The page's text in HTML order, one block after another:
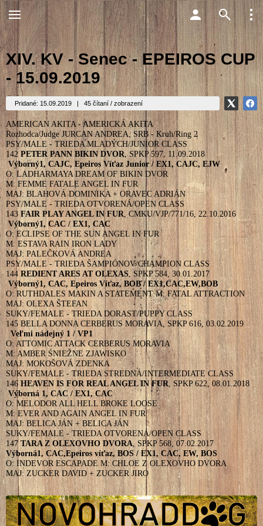
XIV. KV - Senec - EPEIROS CUP
- 15.09.2019
Pridané: 15.09.2019 | 45 čítaní / zobrazení
AMERICAN AKITA - AMERICKÁ AKITA
Rozhodca/Judge JURCAN ANDREA, SRB - Kruh/Ring 2
PSY/MALE - TRIEDA MLADÝCH/JUNIOR CLASS
142PETER PANN BIKIN DVOR, SPKP 597, 11.09.2018
Výborný1, CAJC, Epeiros Víťaz Junior /EX1, CAJC, EJW
O: LADHARMAYA DREAM OF BIKIN DVOR
M: FEMME FATALE ANGEL IN FUR
MAJ: BLAHOVÁ DOMINIKA + ORAVEC ADRIÁN
PSY/MALE - TRIEDA OTVORENÁ/OPEN CLASS
143 FAIR PLAY ANGEL IN FUR, CMKU/VJP/771/16, 22.10.2016
Výborný1, CAC / EX1, CAC
O: ECLIPSE OF THE SUN ANGEL IN FUR
M: ESTAVA RAIN IRON LADY
MAJ: PALEČKOVÁ ANDREA
PSY/MALE - TRIEDA ŠAMPIÓNOV/CHAMPION CLASS
144 REDIENT ARES AT OLEXAS, SPKP 584, 30.01.2017
Výborný1, CAC, Epeiros Víťaz, BOB /EX1,CAC,EW,BOB
O: RUTHDALES MAKIN A STATEMENT M: FATAL ATTRACTION
MAJ: OLEXA ŠTEFAN
SUKY/FEMALE - TRIEDA DORAST/PUPPY CLASS
145 BELLA DONNA CERBERUS MORAVIA, SPKP 616, 03.02.2019
Veľmi nádejný 1 /VP1
O: ATTOMIC ATTACK CERBERUS MORAVIA
M: AMBER ŚNIEŽNE ZJAWISKO
MAJ: MOKOŠOVÁ ZDENKA
SUKY/FEMALE - TRIEDA STREDNÁ/INTERMEDIATE CLASS
146HEAVEN IS FOR REAL ANGEL IN FUR, SPKP 622, 08.01.2018
Výborná 1, CAC /EX1, CAC
O: MELODOR ALL HELL BROKE LOOSE
M: EVER AND AGAIN ANGEL IN FUR
MAJ: BELICA JÁN + BELICA JÁN
SUKY/FEMALE - TRIEDA OTVORENÁ/OPEN CLASS
147 TARA Z OLEXOVHO DVORA, SPKP 568, 07.02.2017
Výborná1, CAC,Epeiros víťaz, BOS / EX1, CAC, EW, BOS
O: INDEVOR ESCAPADE M: CHLOE Z OLEXOVHO DVORA
MAJ: ZUCKER DAVID + ZUCKER JIRO